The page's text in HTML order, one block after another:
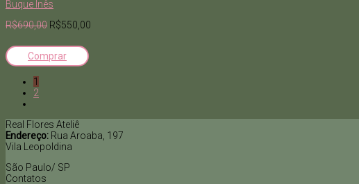
Buque Inês
R$690,00 R$550,00
Comprar
1
2
Real Flores Ateliê
Endereço: Rua Aroaba, 197
Vila Leopoldina
São Paulo/ SP
Contatos